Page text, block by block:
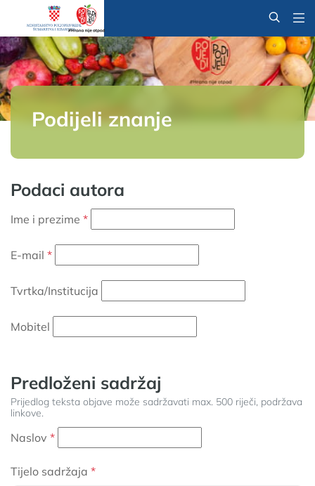
@
Podijeli znanje
Podaci autora
Ime i prezime
E-mail
Tvrtka/Institucija
Mobitel
Predloženi sadržaj
Prijedlog teksta objave može sadržavati max. 500 riječi, podržava
linkove.
Naslov
Tijelo sadržaja